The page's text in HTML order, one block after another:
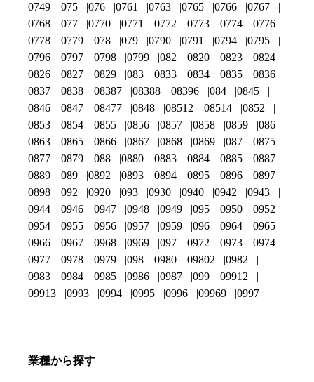
0749
075 076 0761 0763 0765 0766
0767
0768
077 0770 0771 0772 0773 0774
0776
0778
0779 078 079 0790 0791 0794
0795
0796
0797 0798 0799 082 0820 0823
0824
0826
0827 0829 083 0833 0834 0835
0836
0837
0838 08387 08388 08396 084
0845
0846
0847 08477 0848 08512 08514
0852
0853
0854 0855 0856 0857 0858 0859
086
0863
0865 0866 0867 0868 0869 087
0875
0877
0879 088 0880 0883 0884 0885
0887
0889
089 0892 0893 0894 0895 0896
0897
0898
092 0920 093 0930 0940 0942
0943
0944
0946 0947 0948 0949 095 0950
0952
0954
0955 0956 0957 0959 096 0964
0965
0966
0967 0968 0969 097 0972 0973
0974
0977
0978 0979 098 0980 09802
0982
0983
0984 0985 0986 0987 099
09912
09913
0993 0994 0995 0996 09969 0997
業種から探す